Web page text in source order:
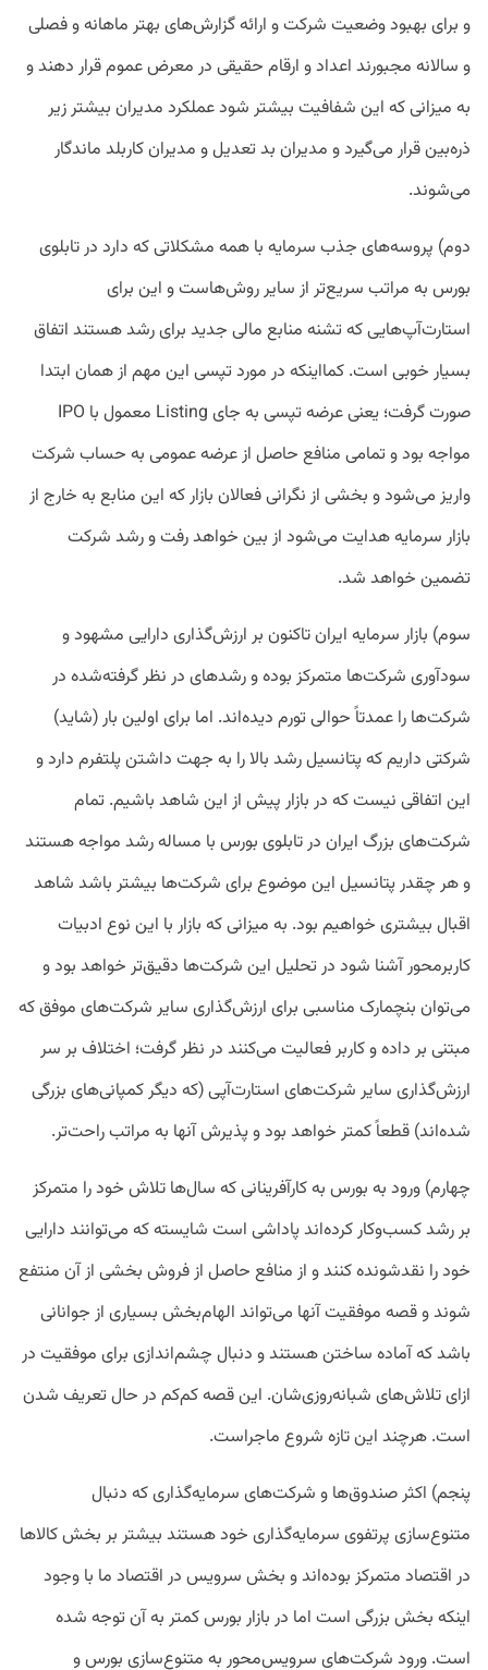
و برای بهبود وضعیت شرکت و ارائه گزارش‌های بهتر ماهانه و فصلی
و سالانه مجبورند اعداد و ارقام حقیقی در معرض عموم قرار دهند و
به میزانی که این شفافیت بیشتر شود عملکرد مدیران بیشتر زیر
ذره‌بین قرار می‌گیرد و مدیران بد تعدیل و مدیران کاربلد ماندگار
می‌شوند.
دوم) پروسه‌های جذب سرمایه با همه مشکلاتی که دارد در تابلوی
بورس به مراتب سریع‌تر از سایر روش‌هاست و این برای
استارت‌آپ‌هایی که تشنه منابع مالی جدید برای رشد هستند اتفاق
بسیار خوبی است. کمااینکه در مورد تپسی این مهم از همان ابتدا
صورت گرفت؛ یعنی عرضه تپسی به جای Listing معمول با IPO
مواجه بود و تمامی منافع حاصل از عرضه عمومی به حساب شرکت
واریز می‌شود و بخشی از نگرانی فعالان بازار که این منابع به خارج از
بازار سرمایه هدایت می‌شود از بین خواهد رفت و رشد شرکت
تضمین خواهد شد.
سوم) بازار سرمایه ایران تاکنون بر ارزش‌گذاری دارایی مشهود و
سودآوری شرکت‌ها متمرکز بوده و رشدهای در نظر گرفته‌شده در
شرکت‌ها را عمدتاً حوالی تورم دیده‌اند. اما برای اولین بار (شاید)
شرکتی داریم که پتانسیل رشد بالا را به جهت داشتن پلتفرم دارد و
این اتفاقی نیست که در بازار پیش از این شاهد باشیم. تمام
شرکت‌های بزرگ ایران در تابلوی بورس با مساله رشد مواجه هستند
و هر چقدر پتانسیل این موضوع برای شرکت‌ها بیشتر باشد شاهد
اقبال بیشتری خواهیم بود. به میزانی که بازار با این نوع ادبیات
کاربرمحور آشنا شود در تحلیل این شرکت‌ها دقیق‌تر خواهد بود و
می‌توان بنچمارک مناسبی برای ارزش‌گذاری سایر شرکت‌های موفق که
مبتنی بر داده و کاربر فعالیت می‌کنند در نظر گرفت؛ اختلاف بر سر
ارزش‌گذاری سایر شرکت‌های استارت‌آپی (که دیگر کمپانی‌های بزرگی
شده‌اند) قطعاً کمتر خواهد بود و پذیرش آنها به مراتب راحت‌تر.
چهارم) ورود به بورس به کارآفرینانی که سال‌ها تلاش خود را متمرکز
بر رشد کسب‌وکار کرده‌اند پاداشی است شایسته که می‌توانند دارایی
خود را نقدشونده کنند و از منافع حاصل از فروش بخشی از آن منتفع
شوند و قصه موفقیت آنها می‌تواند الهام‌بخش بسیاری از جوانانی
باشد که آماده ساختن هستند و دنبال چشم‌اندازی برای موفقیت در
ازای تلاش‌های شبانه‌روزی‌شان. این قصه کم‌کم در حال تعریف شدن
است. هرچند این تازه شروع ماجراست.
پنجم) اکثر صندوق‌ها و شرکت‌های سرمایه‌گذاری که دنبال
متنوع‌سازی پرتفوی سرمایه‌گذاری خود هستند بیشتر بر بخش کالاها
در اقتصاد متمرکز بوده‌اند و بخش سرویس در اقتصاد ما با وجود
اینکه بخش بزرگی است اما در بازار بورس کمتر به آن توجه شده
است. ورود شرکت‌های سرویس‌محور به متنوع‌سازی بورس و